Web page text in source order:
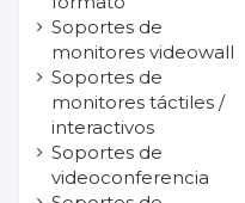
Soportes de
monitores videowall
Soportes de
monitores táctiles /
interactivos
Soportes de
videoconferencia